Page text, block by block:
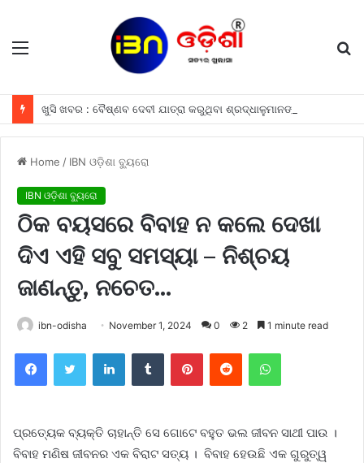
Menu
Home / IBN ଓଡ଼ିଶା ବ୍ୟୁରୋ
IBN ଓଡ଼ିଶା ବ୍ୟୁରୋ
ଠିକ ବୟସରେ ବିବାହ ନ କଲେ ଦେଖା
ଦିଏ ଏହି ସବୁ ସମସ୍ୟା – ନିଶ୍ଚୟ
ଜାଣନ୍ତୁ, ନଚେତ…
ibn-odisha November 1, 2024 0 2 1 minute read
FacebookTwitter LinkedInTumblr PinterestReddit WhatsApp
ପ୍ରତ୍ୟେକ ବ୍ୟକ୍ତି ଚାହାନ୍ତି ସେ ଗୋଟେ ବହୁତ ଭଲ ଜୀବନ ସାଥୀ ପାଉ ।
ବିବାହ ମଣିଷ ଜୀବନର ଏକ ବିରାଟ ସତ୍ୟ । ବିବାହ ହେଉଛି ଏକ ଗୁରୁତ୍ୱ